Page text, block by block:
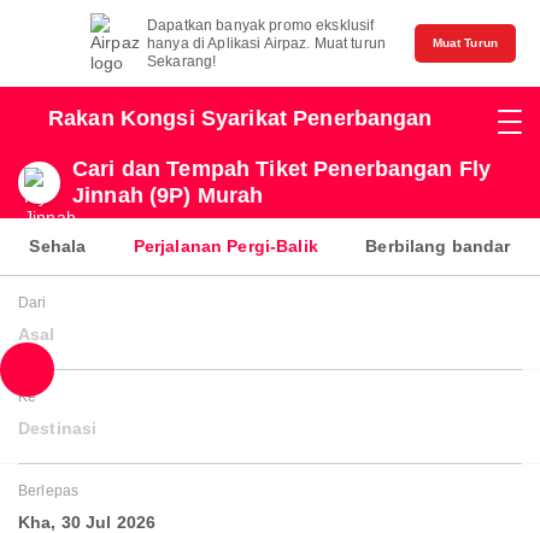
Dapatkan banyak promo eksklusif
hanya di Aplikasi Airpaz. Muat turun
Sekarang!
Muat Turun
Rakan Kongsi Syarikat Penerbangan
Cari dan Tempah Tiket Penerbangan Fly
Jinnah (9P) Murah
Sehala Perjalanan Pergi-Balik Berbilang bandar
Dari
Asal
Ke
Destinasi
Berlepas
Kha, 30 Jul 2026